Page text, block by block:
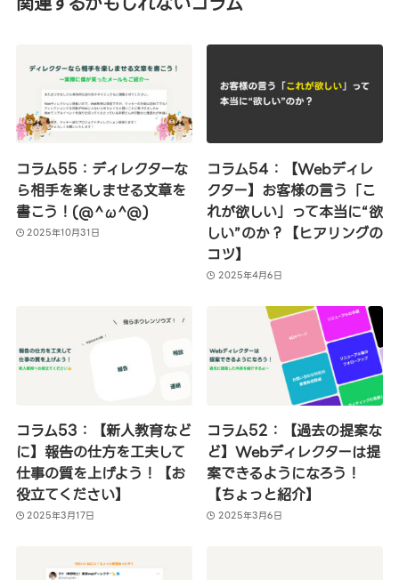
コラム55：ディレクターな
ら相手を楽しませる文章を
書こう！(@^ω^@)
2025年10月31日
コラム54：【Webディレ
クター】お客様の言う「こ
れが欲しい」って本当に“欲
しい”のか？【ヒアリングの
コツ】
2025年4月6日
コラム53：【新人教育など
に】報告の仕方を工夫して
仕事の質を上げよう！【お
役立てください】
2025年3月17日
コラム52：【過去の提案な
ど】Webディレクターは提
案できるようになろう！
【ちょっと紹介】
2025年3月6日